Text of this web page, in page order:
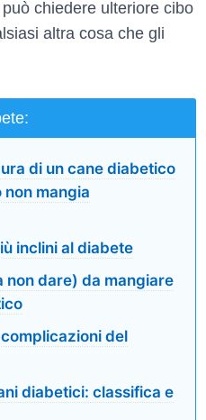
chiedere ulteriore cibo
altra cosa che gli
di un cane diabetico
mangia
inclini al diabete
non dare) da mangiare
del
diabetici: classifica e